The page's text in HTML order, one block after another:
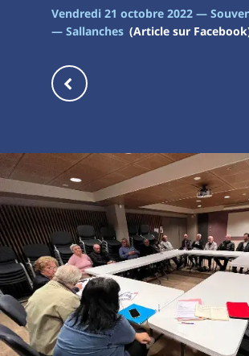
Vendredi 21 octobre 2022 —
— Sallanches (Article sur